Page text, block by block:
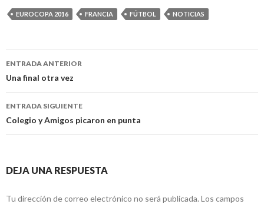
EUROCOPA 2016 FRANCIA FÚTBOL NOTICIAS
Navegación
de
entradas
ENTRADA ANTERIOR
Una final otra vez
ENTRADA SIGUIENTE
Colegio y Amigos picaron en punta
DEJA UNA RESPUESTA
Tu dirección de correo electrónico no será publicada. Los campos